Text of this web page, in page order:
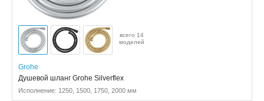
всего 14
моделей
Grohe
Душевой шланг Grohe Silverflex
Исполнение: 1250, 1500, 1750, 2000 мм